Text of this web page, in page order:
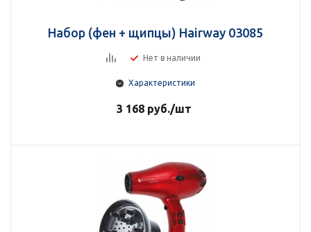
Набор (фен + щипцы) Hairway 03085
Нет в наличии
Характеристики
3 168 руб./шт